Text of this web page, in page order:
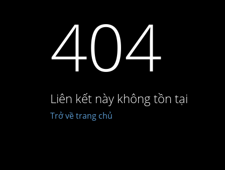
404
Liên kết này không tồn tại
Trở về trang chủ